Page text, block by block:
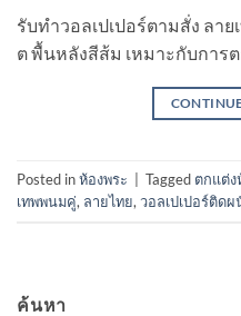
รับทําวอลเปเปอร์ตามสั่ง ล
ต พื้นหลังสีส้ม เหมาะกับการ
Posted inห้องพระ Tagged ตกแต่ง
เทพพนมคู่, ลายไทย, วอลเปเปอร์ติดผ
ค้นหา